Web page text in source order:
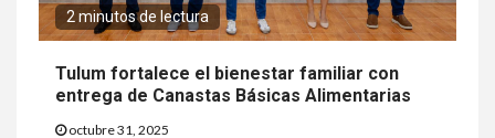
2 minutos de lectura
Tulum fortalece el bienestar familiar con
entrega de Canastas Básicas Alimentarias
octubre 31, 2025